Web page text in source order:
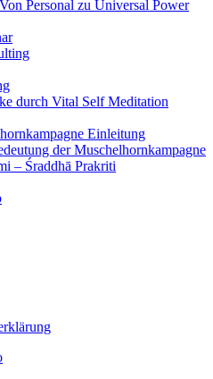
Von Personal zu Universal Power
durch Vital Self Meditation
Einleitung
der Muschelhornkampagne
– Śraddhā Prakriti